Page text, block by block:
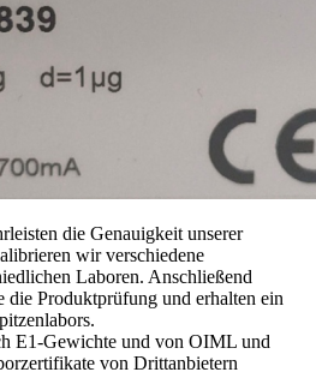
die Genauigkeit unserer
wir verschiedene
Laboren. Anschließend
die Produktprüfung und erhalten ein
E1-Gewichte und von OIML und
von Drittanbietern